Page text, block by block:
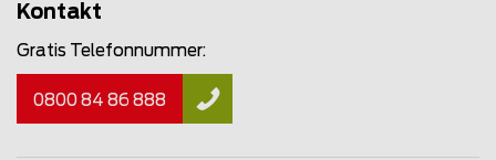
Kontakt
Gratis Telefonnummer:
0800 84 86 888